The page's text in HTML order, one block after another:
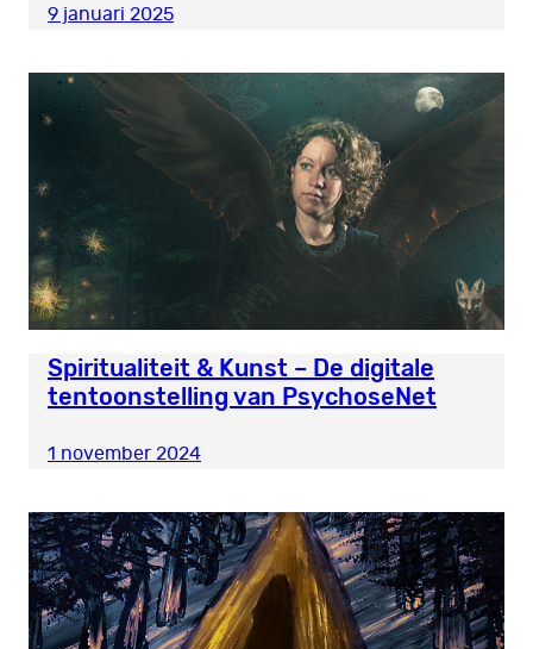
9 januari 2025
Spiritualiteit & Kunst – De digitale
tentoonstelling van PsychoseNet
1 november 2024